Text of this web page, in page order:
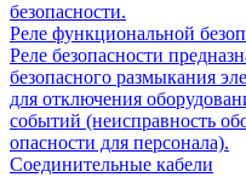
безопасности.
Реле функциональной
Реле безопасности
безопасного размыкания
для отключения
событий (неисправность
опасности для персонала).
Соединительные кабели